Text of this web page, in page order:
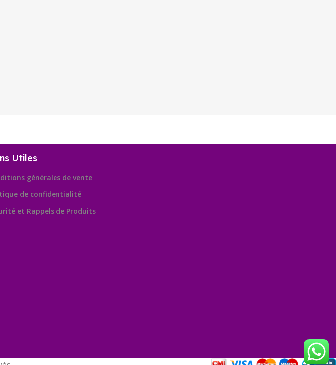
Utiles
générales de vente
de confidentialité
et Rappels de Produits